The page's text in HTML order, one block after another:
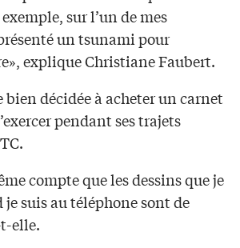
sur l’un de mes
un tsunami pour
explique Christiane Faubert.
bien décidée à acheter un carnet
pendant ses trajets
compte que les dessins que je
suis au téléphone sont de
t-elle.